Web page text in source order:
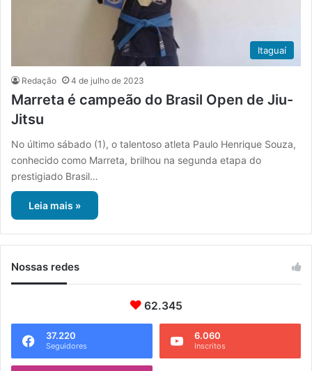
Itaguaí
Redação 4 de julho de 2023
Marreta é campeão do Brasil Open de Jiu-
Jitsu
No último sábado (1), o talentoso atleta Paulo Henrique Souza,
conhecido como Marreta, brilhou na segunda etapa do
prestigiado Brasil…
Leia mais »
Nossas redes
62.345
37.220
Seguidores
6.060
Inscritos